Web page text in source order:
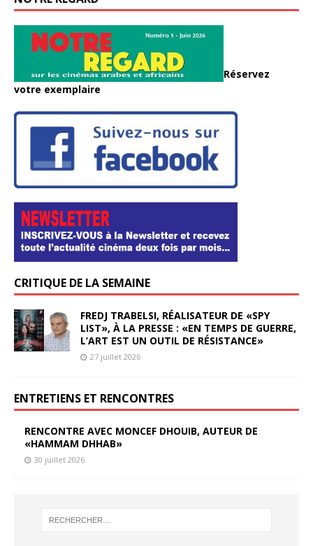
Réservez
votre exemplaire
CRITIQUE DE LA SEMAINE
FREDJ TRABELSI, RÉALISATEUR DE «SPY
LIST», À LA PRESSE : «EN TEMPS DE GUERRE,
L’ART EST UN OUTIL DE RÉSISTANCE»
27 juillet 2026
ENTRETIENS ET RENCONTRES
RENCONTRE AVEC MONCEF DHOUIB, AUTEUR DE
«HAMMAM DHHAB»
30 juillet 2026